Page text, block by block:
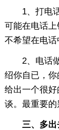
1、打电话
可能在电话
不希望在电话
2、电话做
绍你自已，
给出一个很
谈。最重要的
三、多出